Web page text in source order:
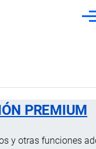
PREMIUM
y otras funciones
Smart Trap
26 Enero, 2025